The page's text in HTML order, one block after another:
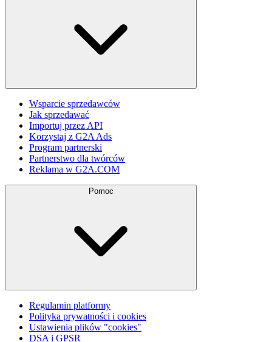
Wsparcie sprzedawców
Jak sprzedawać
Importuj przez API
Korzystaj z G2A Ads
Program partnerski
Partnerstwo dla twórców
Reklama w G2A.COM
Pomoc
Regulamin platformy
Polityka prywatności i cookies
Ustawienia plików "cookies"
DSA i GPSR